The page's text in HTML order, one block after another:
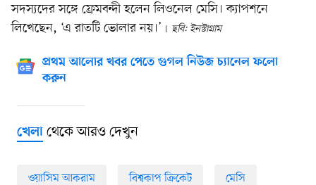
সদস্যদের সঙ্গে ফ্রেমবন্দী হলেন লিওনেল মেসি। ক্যাপশনে
লিখেছেন, ‘এ রাতটি ভোলার নয়।’
ছবি: ইনস্টাগ্রাম
প্রথম আলোর খবর পেতে গুগল নিউজ চ্যানেল ফলো
করুন
খেলাথেকে আরও দেখুন
ওয়াসিম আকরাম বিশ্বকাপ ক্রিকেট মেসি